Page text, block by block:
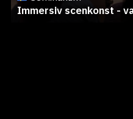
Immersiv scenkonst -